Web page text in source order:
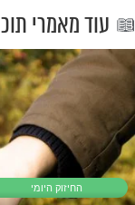
ואמור
גם אני בן
טובות
עם